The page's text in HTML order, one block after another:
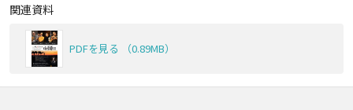
関連資料
PDFを見る （0.89MB）